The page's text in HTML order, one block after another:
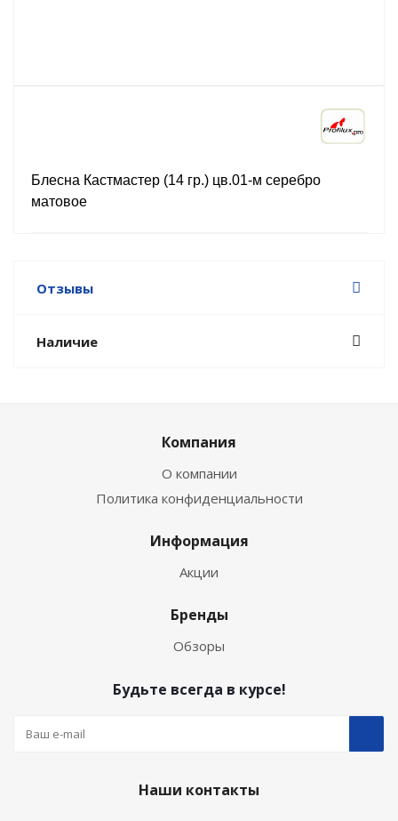
Блесна Кастмастер (14 гр.) цв.01-м серебро
матовое
Отзывы
Наличие
Компания
О компании
Политика конфиденциальности
Информация
Акции
Бренды
Обзоры
Будьте всегда в курсе!
Наши контакты